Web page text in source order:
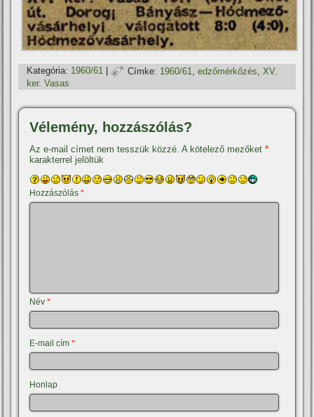
Kategória: 1960/61 | Címke: 1960/61 ,edzőmérkőzés ,XV.
ker. Vasas
Vélemény, hozzászólás?
Az e-mail címet nem tesszük közzé. A kötelező mezőket*
karakterrel jelöltük
Hozzászólás*
Név*
E-mail cím*
Honlap